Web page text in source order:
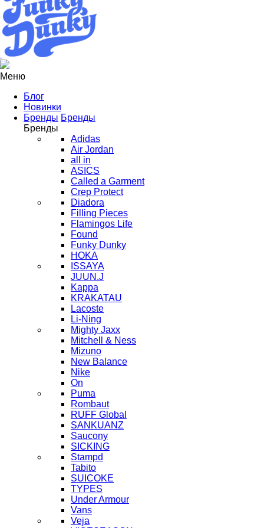
Меню
Блог
Новинки
Бренды Бренды
Бренды
Adidas
Air Jordan
all in
ASICS
Called a Garment
Crep Protect
Diadora
Filling Pieces
Flamingos Life
Found
Funky Dunky
HOKA
ISSAYA
JUUN.J
Kappa
KRAKATAU
Lacoste
Li-Ning
Mighty Jaxx
Mitchell & Ness
Mizuno
New Balance
Nike
On
Puma
Rombaut
RUFF Global
SANKUANZ
Saucony
SICKING
Stampd
Tabito
SUICOKE
TYPES
Under Armour
Vans
Veja